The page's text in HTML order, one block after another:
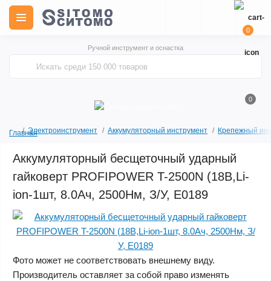
Ручной инструмент и оснастка
0
0
ГлавнаяЭлектроинструмент Аккумуляторный инструмент Крепежный
Аккумуляторный бесщеточный ударный
гайковерт PROFIPOWER T-2500N (18В,Li-
ion-1шт, 8.0Ач, 2500Нм, З/У, E0189
Фото может не соответствовать внешнему виду.
Производитель оставляет за собой право изменять